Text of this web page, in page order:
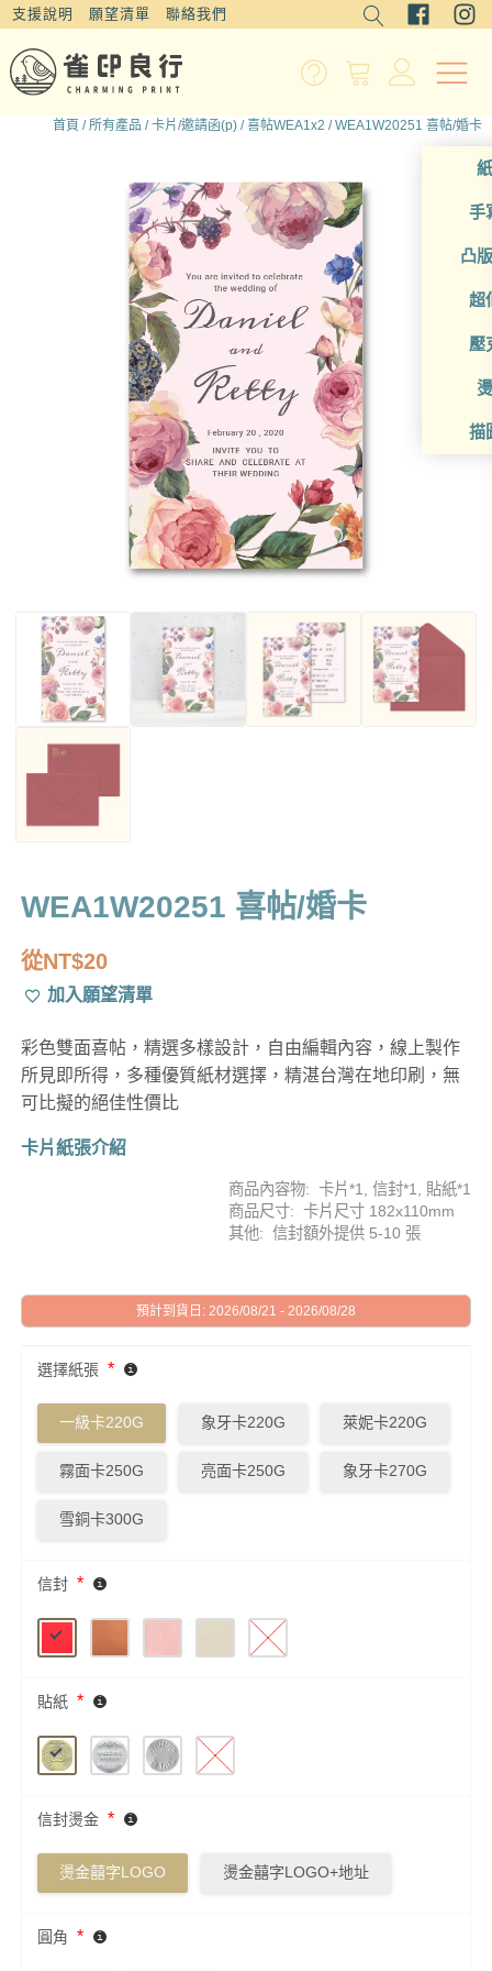
支援說明 願望清單 聯絡我們
手
凸
超
壓
描
首頁 /所有產品 /卡片/邀請函(p) /喜帖WEA1x2 / WEA1W20251 喜帖/婚卡
WEA1W20251 喜帖/婚卡
從NT$20
加入願望清單
彩色雙面喜帖，精選多樣設計，自由編輯內容，線上製作
所見即所得，多種優質紙材選擇，精湛台灣在地印刷，無
可比擬的絕佳性價比
卡片紙張介紹
商品內容物: 卡片*1, 信封*1, 貼紙*1
商品尺寸: 卡片尺寸 182x110mm
其他: 信封額外提供 5-10 張
預計到貨日: 2026/08/21 - 2026/08/28
選擇紙張 *
一級卡220G 象牙卡220G 萊妮卡220G
霧面卡250G 亮面卡250G 象牙卡270G
雪銅卡300G
信封 *
貼紙 *
信封燙金 *
燙金囍字LOGO 燙金囍字LOGO+地址
圓角 *